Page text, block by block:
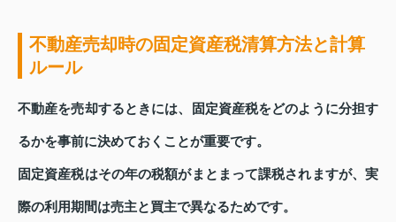
不動産売却時の固定資産税清算方法と計算
ルール
不動産を売却するときには、固定資産税をどのように分担す
るかを事前に決めておくことが重要です。
固定資産税はその年の税額がまとまって課税されますが、実
際の利用期間は売主と買主で異なるためです。